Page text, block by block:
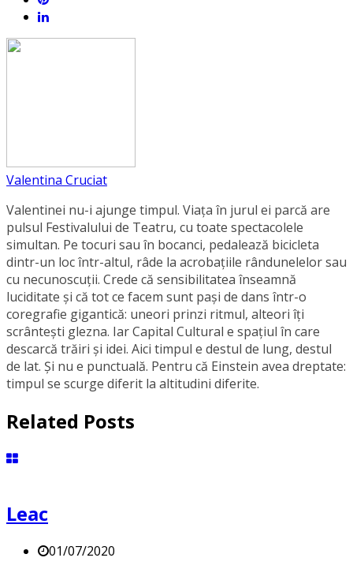
Valentina Cruciat
Valentinei nu-i ajunge timpul. Viața în jurul ei parcă are
pulsul Festivalului de Teatru, cu toate spectacolele
simultan. Pe tocuri sau în bocanci, pedalează bicicleta
dintr-un loc într-altul, râde la acrobațiile rândunelelor sau
cu necunoscuții. Crede că sensibilitatea înseamnă
luciditate și că tot ce facem sunt pași de dans într-o
coregrafie gigantică: uneori prinzi ritmul, alteori îți
scrântești glezna. Iar Capital Cultural e spațiul în care
descarcă trăiri și idei. Aici timpul e destul de lung, destul
de lat. Și nu e punctuală. Pentru că Einstein avea dreptate:
timpul se scurge diferit la altitudini diferite.
Related Posts
Leac
01/07/2020